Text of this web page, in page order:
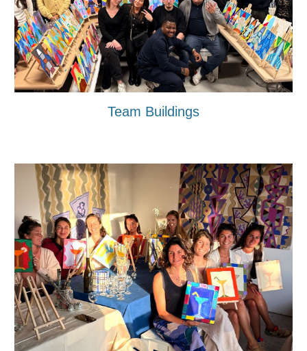
Team Buildings